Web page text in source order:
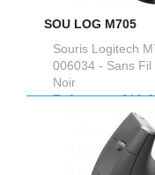
SOU LOG M705
Souris Logitech
006034 - Sans
Noir
Reference :910-